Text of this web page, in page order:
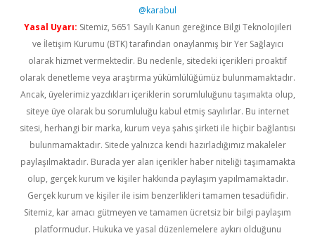
@karabul
Yasal Uyarı: Sitemiz, 5651 Sayılı Kanun gereğince Bilgi Teknolojileri
ve İletişim Kurumu (BTK) tarafından onaylanmış bir Yer Sağlayıcı
olarak hizmet vermektedir. Bu nedenle, sitedeki içerikleri proaktif
olarak denetleme veya araştırma yükümlülüğümüz bulunmamaktadır.
Ancak, üyelerimiz yazdıkları içeriklerin sorumluluğunu taşımakta olup,
siteye üye olarak bu sorumluluğu kabul etmiş sayılırlar. Bu internet
sitesi, herhangi bir marka, kurum veya şahıs şirketi ile hiçbir bağlantısı
bulunmamaktadır. Sitede yalnızca kendi hazırladığımız makaleler
paylaşılmaktadır. Burada yer alan içerikler haber niteliği taşımamakta
olup, gerçek kurum ve kişiler hakkında paylaşım yapılmamaktadır.
Gerçek kurum ve kişiler ile isim benzerlikleri tamamen tesadüfidir.
Sitemiz, kar amacı gütmeyen ve tamamen ücretsiz bir bilgi paylaşım
platformudur. Hukuka ve yasal düzenlemelere aykırı olduğunu